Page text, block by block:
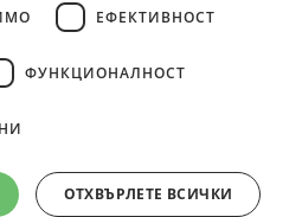
ЕФЕКТИВНОСТ
ФУНКЦИОНАЛНОСТ
ОТХВЪРЛЕТЕ ВСИЧКИ